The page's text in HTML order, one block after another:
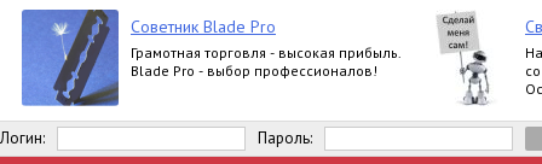
Советник Blade Pro
Грамотная торговля - высокая прибыль.
Blade Pro - выбор профессионалов!
Логин: Пароль: